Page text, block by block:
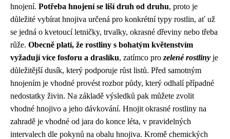
hnojení. Potřeba hnojení se liší druh od druhu, proto je
důležité vybírat hnojiva určená pro konkrétní typy rostlin, ať už
se jedná o kvetoucí letničky, trvalky, okrasné dřeviny nebo třeba
růže. Obecně platí, že rostliny s bohatým květenstvím
vyžadují více fosforu a draslíku, zatímco pro zelené rostliny je
důležitější dusík, který podporuje růst listů. Před samotným
hnojením je vhodné provést rozbor půdy, který odhalí případné
nedostatky živin. Na základě výsledků pak můžete zvolit
vhodné hnojivo a jeho dávkování. Hnojit okrasné rostliny na
zahradě je vhodné od jara do konce léta, v pravidelných
intervalech dle pokynů na obalu hnojiva. Kromě chemických